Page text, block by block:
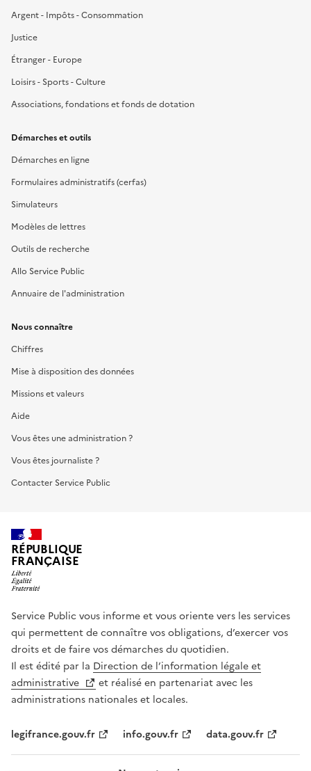
Argent - Impôts - Consommation
Justice
Étranger - Europe
Loisirs - Sports - Culture
Associations, fondations et fonds de dotation
Démarches et outils
Démarches en ligne
Formulaires administratifs (cerfas)
Simulateurs
Modèles de lettres
Outils de recherche
Allo Service Public
Annuaire de l'administration
Nous connaître
Chiffres
Mise à disposition des données
Missions et valeurs
Aide
Vous êtes une administration ?
Vous êtes journaliste ?
Contacter Service Public
RÉPUBLIQUE
FRANÇAISE
Service Public vous informe et vous oriente vers les services
qui permettent de connaître vos obligations, d’exercer vos
droits et de faire vos démarches du quotidien.
Il est édité par la Direction de l’information légale et
administrative
et réalisé en partenariat avec les
administrations nationales et locales.
legifrance.gouv.fr info.gouv.fr data.gouv.fr